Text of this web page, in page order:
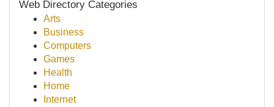
Web Directory Categories
Arts
Business
Computers
Games
Health
Home
Internet